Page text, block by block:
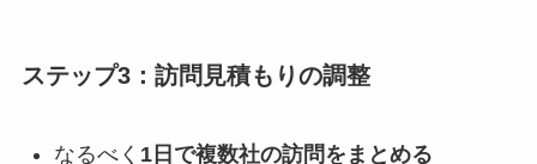
ステップ3：訪問見積もりの調整
なるべく 1日で複数社の訪問をまとめる